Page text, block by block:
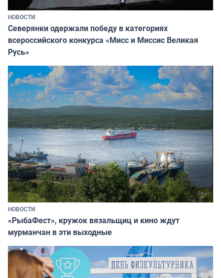
НОВОСТИ
Северянки одержали победу в категориях
всероссийского конкурса «Мисс и Миссис Великая
Русь»
НОВОСТИ
«РыбаФест», кружок вязальщиц и кино ждут
мурманчан в эти выходные